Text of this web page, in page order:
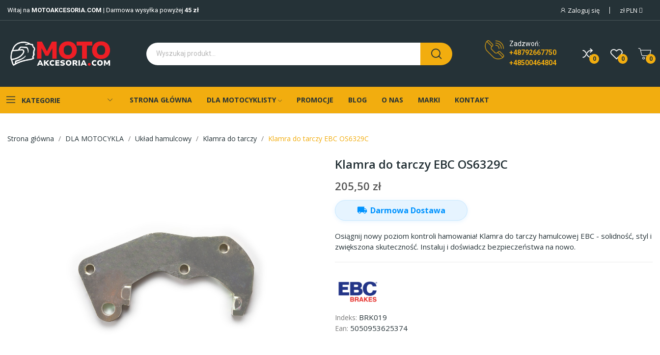
Witaj na MOTOAKCESORIA.COM | Darmowa wysyłka powyżej 45 zł Zaloguj się złPLN
Zadzwoń:
+48792667750
+48500464804
0 0 0
KATEGORIE STRONA GŁÓWNA DLA MOTOCYKLISTY PROMOCJE BLOG O NAS MARKI KONTAKT
Strona główna DLA MOTOCYKLA Układ hamulcowy Klamra do tarczy Klamra do tarczy EBC OS6329C
Klamra do tarczy EBC OS6329C
205,50 zł
local_shipping Darmowa Dostawa
Osiągnij nowy poziom kontroli hamowania! Klamra do tarczy hamulcowej EBC - solidność, styl i
zwiększona skuteczność. Instaluj i doświadcz bezpieczeństwa na nowo.
Indeks: BRK019
Ean: 5050953625374